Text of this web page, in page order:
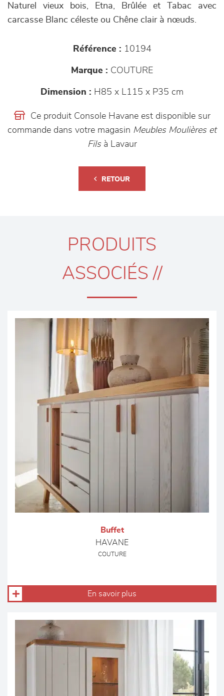
Naturel vieux bois, Etna, Brûlée et Tabac avec
carcasse Blanc céleste ou Chêne clair à nœuds.
Référence : 10194
Marque : COUTURE
Dimension : H85 x L115 x P35 cm
Ce produit Console Havane est disponible sur
commande dans votre magasin Meubles Moulières et
Filsà Lavaur
RETOUR
PRODUITS
ASSOCIÉS //
Buffet
HAVANE
COUTURE
En savoir plus